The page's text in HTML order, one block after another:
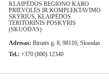
KLAIPĖDOS REGIONO KARO
PRIEVOLĖS IR KOMPLEKTAVIMO
SKYRIUS, KLAIPĖDOS
TERITORINIS POSKYRIS
(SKUODAS)
Adresas: Birutės g. 8, 98116, Skuodas
Tel.: +370 (800) 12340